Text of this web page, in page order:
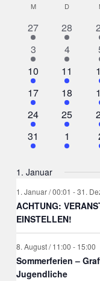
Kalender
von
M MONTAGD
1
Veranstaltung
27
2
28
1
3
Veranstaltungen
3
6
4
1
Veranstaltung
10
3
11
1
2
Veranstaltungen
17
2
18
2
2
Veranstaltungen
24
2
25
2
2
Veranstaltungen
31
2
1
1. Januar
1. Januar / 00:01 -31.
ACHTUNG:
EINSTELLEN!
8. August / 11:00 - 15:00
Sommerferien –
Jugendliche